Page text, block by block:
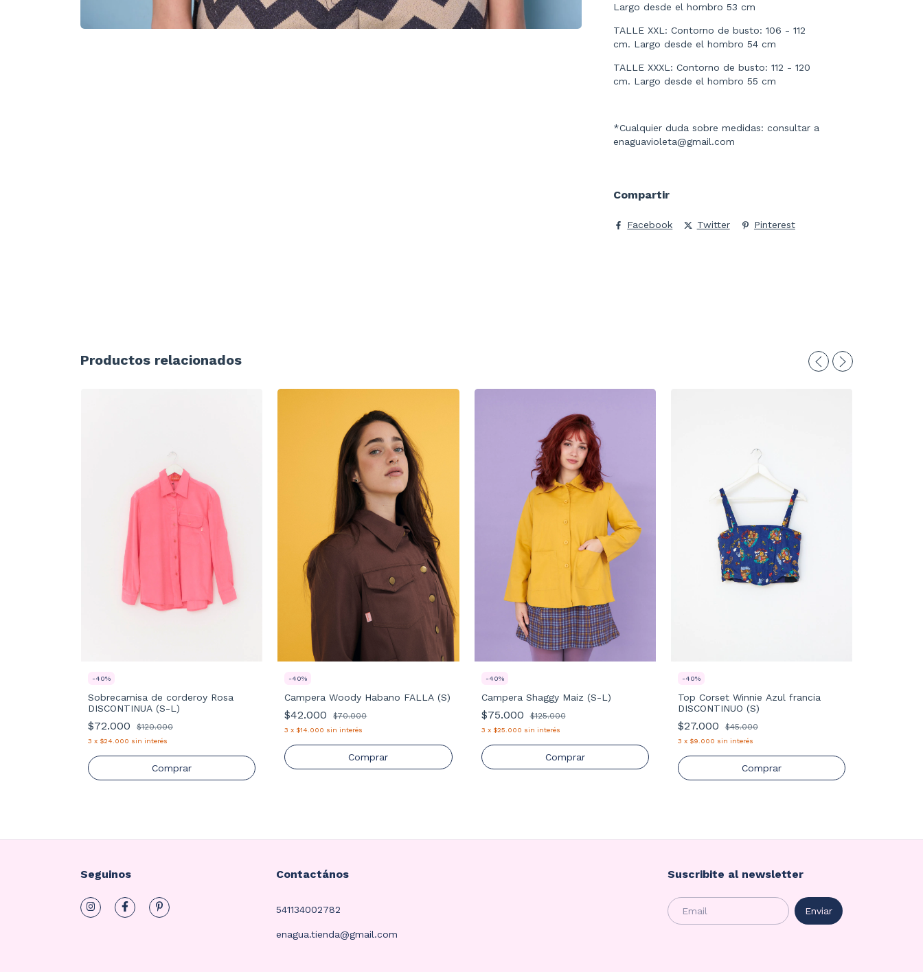
Largo desde el hombro 53 cm
TALLE XXL: Contorno de busto: 106 - 112
cm. Largo desde el hombro 54 cm
TALLE XXXL: Contorno de busto: 112 - 120
cm. Largo desde el hombro 55 cm
*Cualquier duda sobre medidas: consultar a
enaguavioleta@gmail.com
Compartir
Facebook Twitter Pinterest
Productos relacionados
-40%
Sobrecamisa de corderoy Rosa
DISCONTINUA (S-L)
$72.000 $120.000
3 x $24.000 sin interés
Comprar
-40%
Campera Woody Habano FALLA (S)
$42.000 $70.000
3 x $14.000 sin interés
Comprar
-40%
Campera Shaggy Maiz (S-L)
$75.000 $125.000
3 x $25.000 sin interés
Comprar
-40%
Top Corset Winnie Azul francia
DISCONTINUO (S)
$27.000 $45.000
3 x $9.000 sin interés
Comprar
Seguinos Contactános
541134002782
enagua.tienda@gmail.com
Suscribite al newsletter